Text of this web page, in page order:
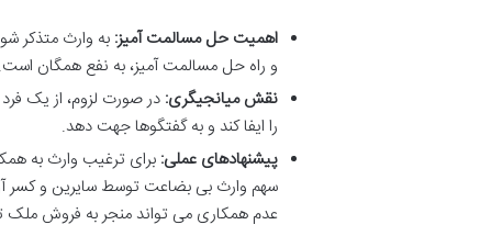
اهمیت حل مسالمت آمیز: به وارث متذکر
و راه حل مسالمت آمیز، به نفع همگان است.
نقش میانجیگری: در صورت لزوم، از یک
را ایفا کند و به گفتگوها جهت دهد.
پیشنهادهای عملی: برای ترغیب وارث به
سهم وارث بی بضاعت توسط سایرین و کسر آن
عدم همکاری می تواند منجر به فروش ملک